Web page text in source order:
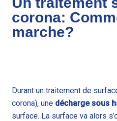
corona:
marche?
Durant un traitement de
corona), une décharge sous
surface. La surface va alors